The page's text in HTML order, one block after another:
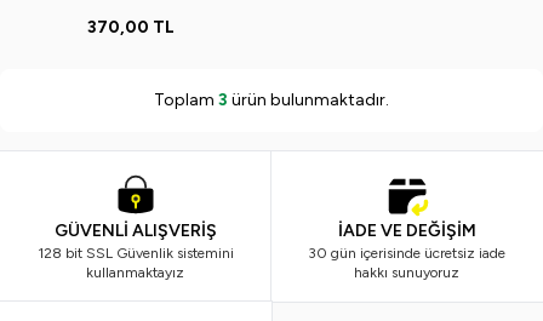
370,00 TL
Toplam 3 ürün bulunmaktadır.
GÜVENLİ ALIŞVERİŞ
128 bit SSL Güvenlik sistemini
kullanmaktayız
İADE VE DEĞİŞİM
30 gün içerisinde ücretsiz iade
hakkı sunuyoruz